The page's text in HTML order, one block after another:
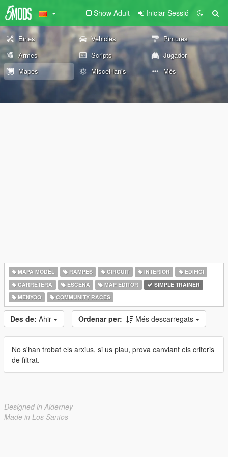
Show Adult Iniciar Sessió
Eines Vehicles
Pintures
Armes
Scripts
Jugador
Mapes
Miscel·lanis Més
MAPA MODÈL RAMPES CIRCUIT INTERIOR
EDIFICI
CARRETERA
ESCENA MAP EDITOR
SIMPLE TRAINER
MENYOO
COMMUNITY RACES
Des de: Ahir Ordenar per: Més descarregats
No s'han trobat els arxius, si us plau, prova canviant els criteris
de filtrat.
Designed in Alderney
Made in Los Santos